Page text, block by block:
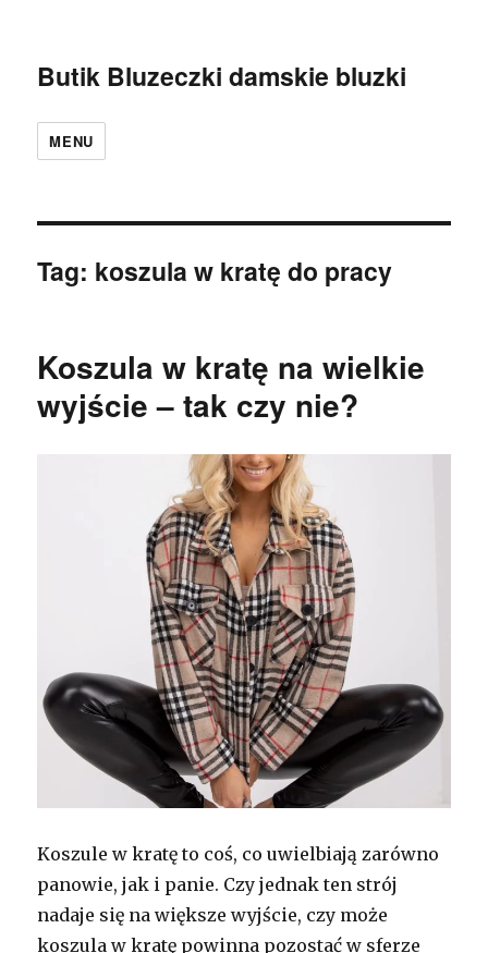
Butik Bluzeczki damskie bluzki
MENU
Tag: koszula w kratę do pracy
Koszula w kratę na wielkie
wyjście – tak czy nie?
Koszule w kratę to coś, co uwielbiają zarówno
panowie, jak i panie. Czy jednak ten strój
nadaje się na większe wyjście, czy może
koszula w kratę powinna pozostać w sferze